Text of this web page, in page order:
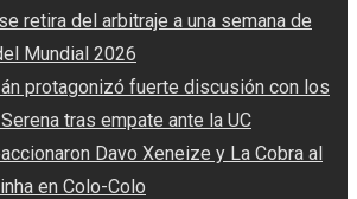
retira del arbitraje a una semana de
Mundial 2026
protagonizó fuerte discusión con los
tras empate ante la UC
Davo Xeneize y La Cobra al
en Colo-Colo